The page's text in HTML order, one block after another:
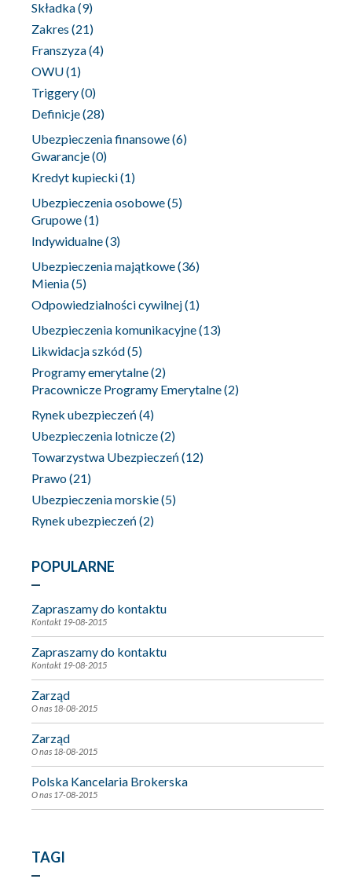
Składka(9)
Zakres (21)
Franszyza(4)
OWU(1)
Triggery(0)
Definicje(28)
Ubezpieczenia finansowe(6)
Gwarancje(0)
Kredyt kupiecki(1)
Ubezpieczenia osobowe(5)
Grupowe(1)
Indywidualne(3)
Ubezpieczenia majątkowe(36)
Mienia(5)
Odpowiedzialności cywilnej(1)
Ubezpieczenia komunikacyjne(13)
Likwidacja szkód(5)
Programy emerytalne(2)
Pracownicze Programy Emerytalne(2)
Rynek ubezpieczeń (4)
Ubezpieczenia lotnicze(2)
Towarzystwa Ubezpieczeń (12)
Prawo(21)
Ubezpieczenia morskie(5)
Rynek ubezpieczeń (2)
POPULARNE
Zapraszamy do kontaktu
Kontakt 19-08-2015
Zapraszamy do kontaktu
Kontakt 19-08-2015
Zarząd
O nas 18-08-2015
Zarząd
O nas 18-08-2015
Polska Kancelaria Brokerska
O nas 17-08-2015
TAGI